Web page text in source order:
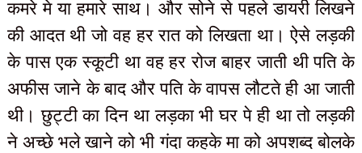
कमरे मे या हमारे साथ। और सोने से पहले डायरी लिखने
की आदत थी जो वह हर रात को लिखता था। ऐसे लड़की
के पास एक स्कूटी था वह हर रोज बाहर जाती थी पति के
अफीस जाने के बाद और पति के वापस लौटते ही आ जाती
थी। छुट्टी का दिन था लड़का भी घर पे ही था तो लड़की
ने अच्छे भले खाने को भी गंदा कहके मा को अपशब्द बोलके